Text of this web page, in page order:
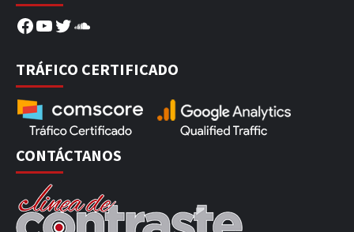
Facebook
YouTube
Twitter
SoundCloud
TRÁFICO CERTIFICADO
CONTÁCTANOS